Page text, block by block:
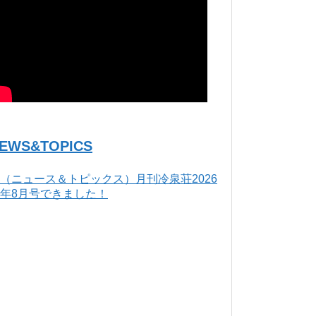
（ニュース＆トピックス）月刊冷泉荘2026
年8月号できました！